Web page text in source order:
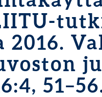
2016.